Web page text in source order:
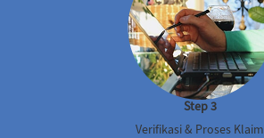
Step 3
Verifikasi & Proses Klaim